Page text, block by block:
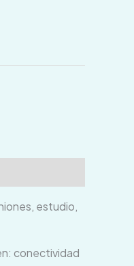
estudio,
conectividad